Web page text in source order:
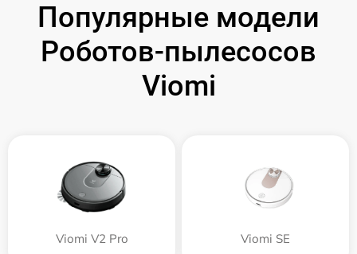
Популярные модели
Роботов-пылесосов
Viomi
Viomi V2 Pro Viomi SE